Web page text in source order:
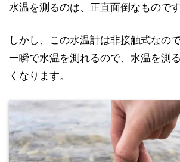
水温を測るのは、正直面倒なものです
しかし、この水温計は非接触式なの
一瞬で水温を測れるので、水温を測
くなります。